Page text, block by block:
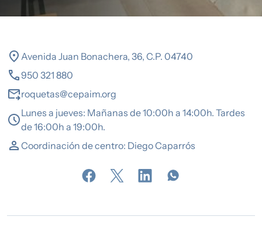
location_on Avenida Juan Bonachera, 36, C.P. 04740
call950 321 880
forward_to_inboxroquetas@cepaim.org
scheduleLunes a jueves: Mañanas de 10:00h a 14:00h. Tardes
de 16:00h a 19:00h.
person Coordinación de centro: Diego Caparrós